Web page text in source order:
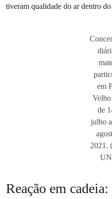
tiveram qualidade do ar dentro
em
de
julho
2021.
Reação em